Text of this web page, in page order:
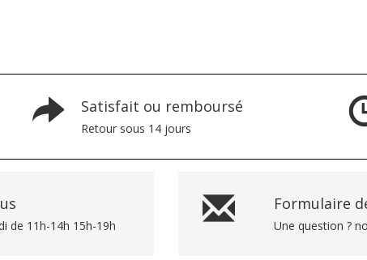
Satisfait ou remboursé
Retour sous 14 jours
de 11h-14h 15h-19h
Formulaire
Une question ?